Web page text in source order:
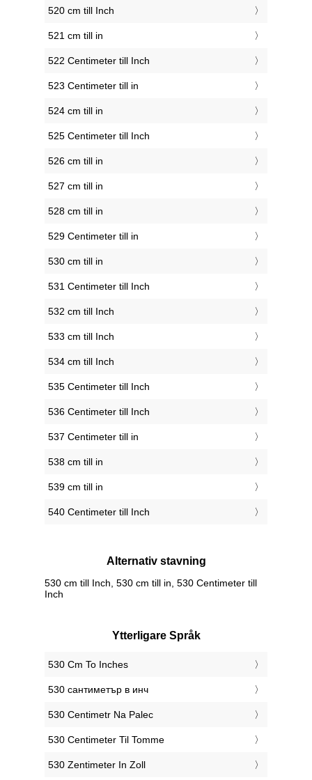
520 cm till Inch
521 cm till in
522 Centimeter till Inch
523 Centimeter till in
524 cm till in
525 Centimeter till Inch
526 cm till in
527 cm till in
528 cm till in
529 Centimeter till in
530 cm till in
531 Centimeter till Inch
532 cm till Inch
533 cm till Inch
534 cm till Inch
535 Centimeter till Inch
536 Centimeter till Inch
537 Centimeter till in
538 cm till in
539 cm till in
540 Centimeter till Inch
Alternativ stavning
530 cm till Inch, 530 cm till in, 530 Centimeter till
Inch
Ytterligare Språk
‎530 Cm To Inches
‎530 сантиметър в инч
‎530 Centimetr Na Palec
‎530 Centimeter Til Tomme
‎530 Zentimeter In Zoll